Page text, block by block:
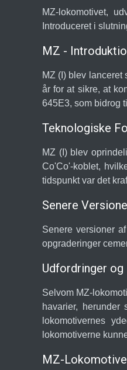
MZ-lokomotivet,
Introduceret i
MZ -
MZ (I) blev
år for at sikre, at
645E3, som bidrog
Teknologiske
MZ (I) blev
Co'Co'-koblet,
tidspunkt var det
Senere
Senere versioner
opgraderinger
Udfordringer og
Selvom MZ-
havarier,
lokomotivernes
lokomotiverne
MZ-